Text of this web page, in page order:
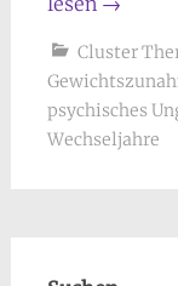
Cluster
psychisches
Wechseljahre